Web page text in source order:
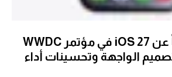
أبل تُعلن رسمياً عن iOS 27 في مؤتمر WWDC
تصميم الواجهة وتحسينات أداء